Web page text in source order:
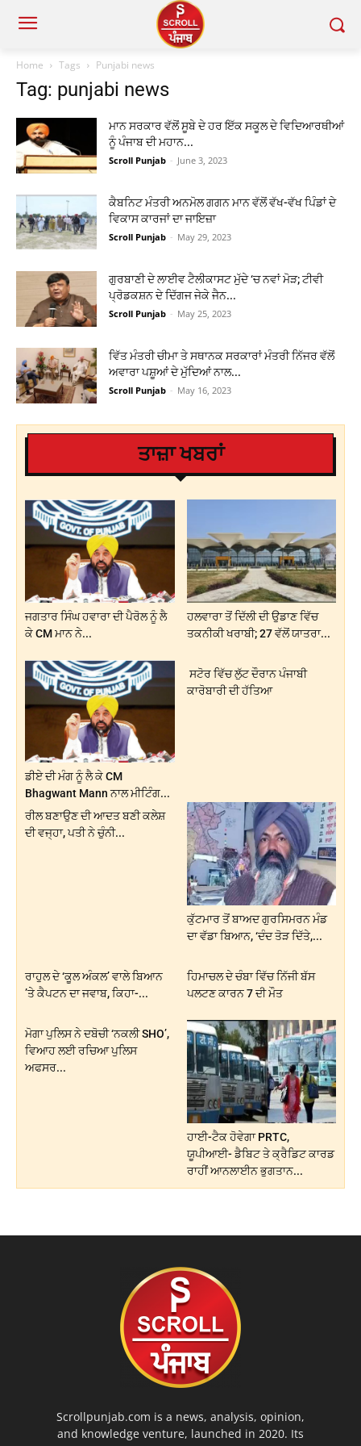
Home Tags Punjabi news
Tag: punjabi news
ਮਾਨ ਸਰਕਾਰ ਵੱਲੋਂ ਸੂਬੇ ਦੇ ਹਰ ਇੱਕ ਸਕੂਲ ਦੇ ਵਿਦਿਆਰਥੀਆਂ
ਨੂੰ ਪੰਜਾਬ ਦੀ ਮਹਾਨ...
Scroll Punjab - June 3, 2023
ਕੈਬਨਿਟ ਮੰਤਰੀ ਅਨਮੋਲ ਗਗਨ ਮਾਨ ਵੱਲੋਂ ਵੱਖ-ਵੱਖ ਪਿੰਡਾਂ ਦੇ
ਵਿਕਾਸ ਕਾਰਜਾਂ ਦਾ ਜਾਇਜ਼ਾ
Scroll Punjab - May 29, 2023
ਗੁਰਬਾਣੀ ਦੇ ਲਾਈਵ ਟੈਲੀਕਾਸਟ ਮੁੱਦੇ ‘ਚ ਨਵਾਂ ਮੋੜ; ਟੀਵੀ
ਪ੍ਰੋਡਕਸ਼ਨ ਦੇ ਦਿੱਗਜ ਜੇਕੇ ਜੈਨ...
Scroll Punjab - May 25, 2023
ਵਿੱਤ ਮੰਤਰੀ ਚੀਮਾ ਤੇ ਸਥਾਨਕ ਸਰਕਾਰਾਂ ਮੰਤਰੀ ਨਿੱਜਰ ਵੱਲੋਂ
ਅਵਾਰਾ ਪਸ਼ੂਆਂ ਦੇ ਮੁੱਦਿਆਂ ਨਾਲ...
Scroll Punjab - May 16, 2023
ਤਾਜ਼ਾ ਖਬਰਾਂ
ਜਗਤਾਰ ਸਿੰਘ ਹਵਾਰਾ ਦੀ ਪੈਰੋਲ ਨੂੰ ਲੈ
ਕੇ CM ਮਾਨ ਨੇ...
ਹਲਵਾਰਾ ਤੋਂ ਦਿੱਲੀ ਦੀ ਉਡਾਣ ਵਿੱਚ
ਤਕਨੀਕੀ ਖਰਾਬੀ; 27 ਵੱਲੋਂ ਯਾਤਰਾ...
ਡੀਏ ਦੀ ਮੰਗ ਨੂੰ ਲੈ ਕੇ CM
Bhagwant Mann ਨਾਲ ਮੀਟਿੰਗ...
ਸਟੋਰ ਵਿੱਚ ਲੁੱਟ ਦੌਰਾਨ ਪੰਜਾਬੀ
ਕਾਰੋਬਾਰੀ ਦੀ ਹੱਤਿਆ
ਰੀਲ ਬਣਾਉਣ ਦੀ ਆਦਤ ਬਣੀ ਕਲੇਸ਼
ਦੀ ਵਜ੍ਹਾ, ਪਤੀ ਨੇ ਚੁੰਨੀ...
ਕੁੱਟਮਾਰ ਤੋਂ ਬਾਅਦ ਗੁਰਸਿਮਰਨ ਮੰਡ
ਦਾ ਵੱਡਾ ਬਿਆਨ, ‘ਦੰਦ ਤੋੜ ਦਿੱਤੇ,...
ਰਾਹੁਲ ਦੇ ‘ਕੂਲ ਅੰਕਲ’ ਵਾਲੇ ਬਿਆਨ
’ਤੇ ਕੈਪਟਨ ਦਾ ਜਵਾਬ, ਕਿਹਾ-...
ਹਿਮਾਚਲ ਦੇ ਚੰਬਾ ਵਿੱਚ ਨਿੱਜੀ ਬੱਸ
ਪਲਟਣ ਕਾਰਨ 7 ਦੀ ਮੌਤ
ਮੋਗਾ ਪੁਲਿਸ ਨੇ ਦਬੋਚੀ ‘ਨਕਲੀ SHO’,
ਵਿਆਹ ਲਈ ਰਚਿਆ ਪੁਲਿਸ
ਅਫਸਰ...
ਹਾਈ-ਟੈਕ ਹੋਵੇਗਾ PRTC,
ਯੂਪੀਆਈ- ਡੈਬਿਟ ਤੇ ਕ੍ਰੈਡਿਟ ਕਾਰਡ
ਰਾਹੀਂ ਆਨਲਾਈਨ ਭੁਗਤਾਨ...
Scrollpunjab.com is a news, analysis, opinion,
and knowledge venture, launched in 2020. Its